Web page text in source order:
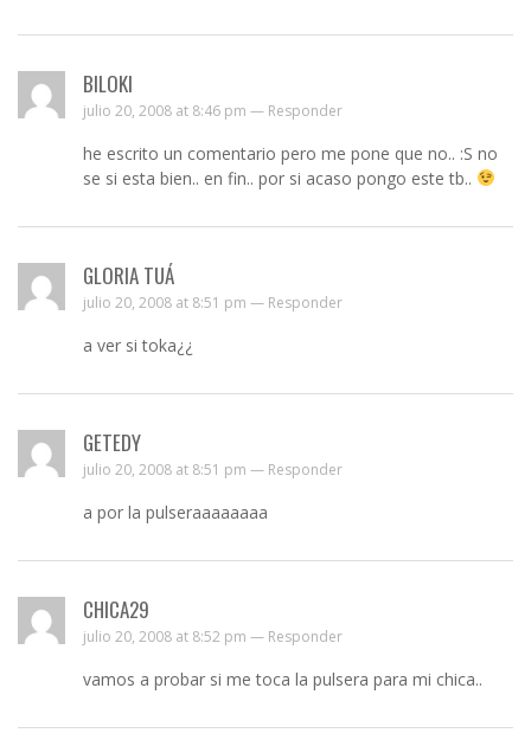
BILOKI
julio 20, 2008 at 8:46 pm — Responder
he escrito un comentario pero me pone que no.. :S no
se si esta bien.. en fin.. por si acaso pongo este tb..
GLORIA TUÁ
julio 20, 2008 at 8:51 pm — Responder
a ver si toka¿¿
GETEDY
julio 20, 2008 at 8:51 pm — Responder
a por la pulseraaaaaaaa
CHICA29
julio 20, 2008 at 8:52 pm — Responder
vamos a probar si me toca la pulsera para mi chica..